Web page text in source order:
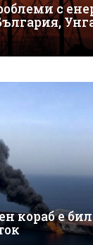
с
кораб е